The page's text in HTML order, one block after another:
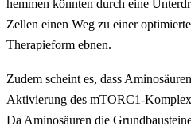
hemmen könnten durch eine
Zellen einen Weg zu einer
Therapieform ebnen.
Zudem scheint es, dass
Aktivierung des mTORC1-
Da Aminosäuren die